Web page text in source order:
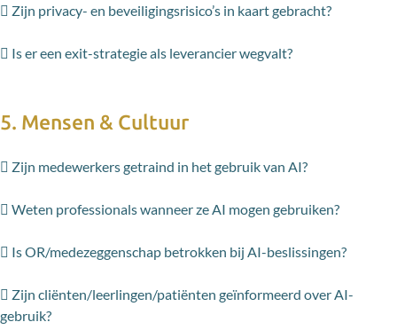
 Zijn privacy- en beveiligingsrisico’s in kaart gebracht?
 Is er een exit-strategie als leverancier wegvalt?
5. Mensen & Cultuur
 Zijn medewerkers getraind in het gebruik van AI?
 Weten professionals wanneer ze AI mogen gebruiken?
 Is OR/medezeggenschap betrokken bij AI-beslissingen?
 Zijn cliënten/leerlingen/patiënten geïnformeerd over AI-
gebruik?